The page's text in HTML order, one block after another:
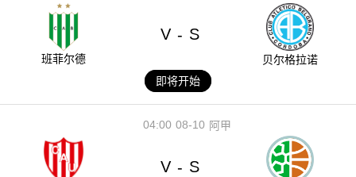
班菲尔德
V - S
贝尔格拉诺
即将开始
08-10
04:00 阿甲
V - S